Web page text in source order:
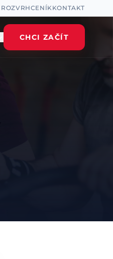
ROZVRHCENÍKKONTAKT
CHCI ZAČÍT